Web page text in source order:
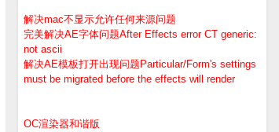
解决mac不显示允许任何来源问题
完美解决AE字体问题After Effects error CT generic:
not ascii
解决AE模板打开出现问题Particular/Form's settings
must be migrated before the effects will render
OC渲染器和谐版